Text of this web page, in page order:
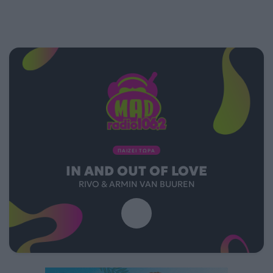
ΠΑΙΖΕΙ ΤΩΡΑ
IN AND OUT OF LOVE
RIVO & ARMIN VAN BUUREN